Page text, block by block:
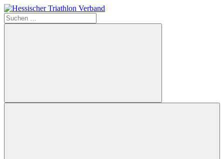
Zum
Inhalt
springen
Hessischer
Suchen
nach:
Suchen